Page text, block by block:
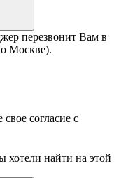
перезвонит Вам в
Москве).
согласие с
хотели найти на этой